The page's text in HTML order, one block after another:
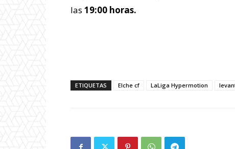
las 19:00 horas.
ETIQUETAS Elche cf LaLiga Hypermotion